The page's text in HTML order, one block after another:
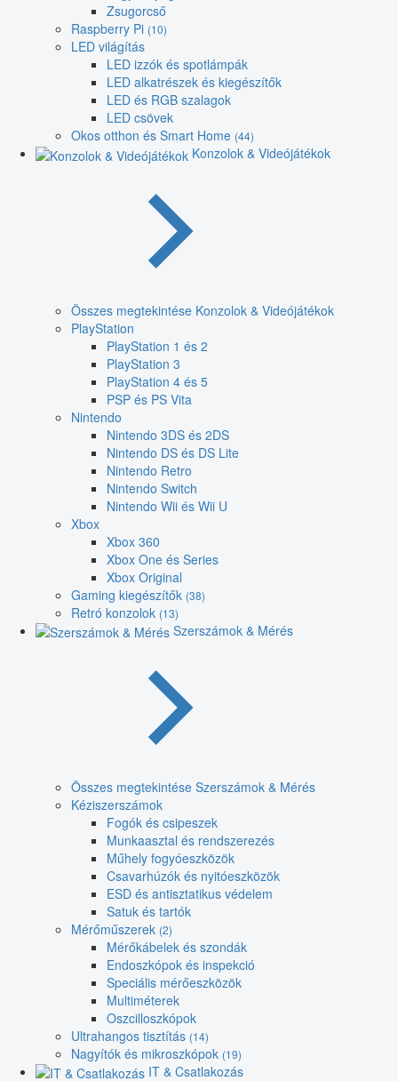
Zsugorcső
Raspberry Pi (10)
LED világítás
LED izzók és spotlámpák
LED alkatrészek és kiegészítők
LED és RGB szalagok
LED csövek
Okos otthon és Smart Home (44)
Konzolok & Videójátékok
Összes megtekintése Konzolok & Videójátékok
PlayStation
PlayStation 1 és 2
PlayStation 3
PlayStation 4 és 5
PSP és PS Vita
Nintendo
Nintendo 3DS és 2DS
Nintendo DS és DS Lite
Nintendo Retro
Nintendo Switch
Nintendo Wii és Wii U
Xbox
Xbox 360
Xbox One és Series
Xbox Original
Gaming kiegészítők (38)
Retró konzolok (13)
Szerszámok & Mérés
Összes megtekintése Szerszámok & Mérés
Kéziszerszámok
Fogók és csipeszek
Munkaasztal és rendszerezés
Műhely fogyóeszközök
Csavarhúzók és nyitóeszközök
ESD és antisztatikus védelem
Satuk és tartók
Mérőműszerek (2)
Mérőkábelek és szondák
Endoszkópok és inspekció
Speciális mérőeszközök
Multiméterek
Oszcilloszkópok
Ultrahangos tisztítás (14)
Nagyítók és mikroszkópok (19)
IT & Csatlakozás